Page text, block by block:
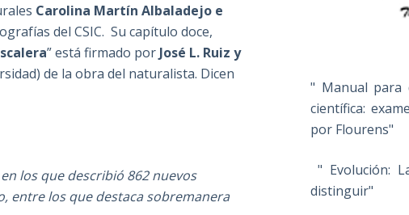
Carolina Martín Albaladejo e
del CSIC. Su capítulo doce,
” está firmado porJosé L. Ruiz y
de la obra del naturalista. Dicen
los que describió 862 nuevos
entre los que destaca sobremanera
" Manual para
científica:
por Flourens"
" Evolución:
distinguir"